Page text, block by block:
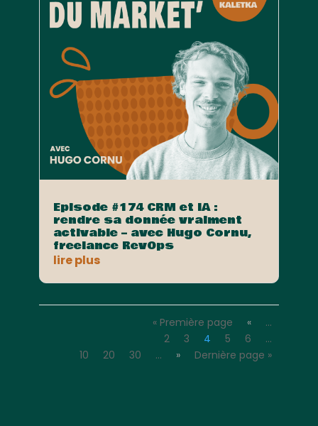
Episode #174 CRM et IA :
rendre sa donnée vraiment
activable – avec Hugo Cornu,
freelance RevOps
lire plus
« Première page «
…
2
3 4 5 6
…
10
20 30 … » Dernière page »